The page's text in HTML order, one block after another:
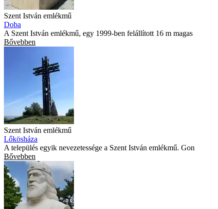
Szent István emlékmű
Doba
A Szent István emlékmű, egy 1999-ben felállított 16 m magas
Bővebben
Szent István emlékmű
Lőkösháza
A település egyik nevezetessége a Szent István emlékmű. Gon
Bővebben